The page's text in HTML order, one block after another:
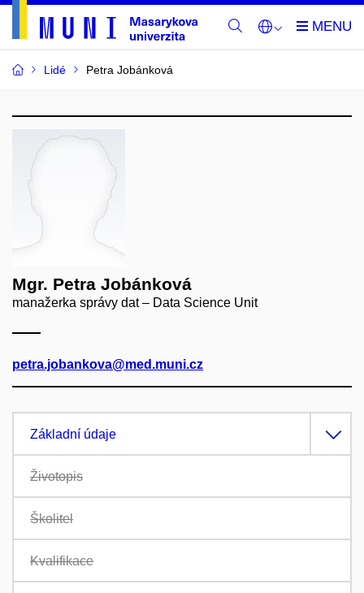
Lidé Petra Jobánková
Mgr. Petra Jobánková
manažerka správy dat – Data Science Unit
petra.jobankova@med.muni.cz
Základní údaje
Životopis
Školitel
Kvalifikace